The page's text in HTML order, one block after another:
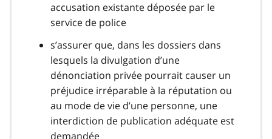
accusation existante déposée par le
service de police
s’assurer que, dans les dossiers dans
lesquels la divulgation d’une
dénonciation privée pourrait causer un
préjudice irréparable à la réputation ou
au mode de vie d’une personne, une
interdiction de publication adéquate est
demandée